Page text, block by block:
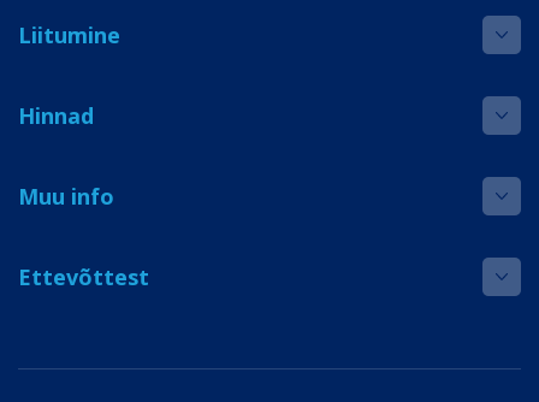
Liitumine
Hinnad
Muu info
Ettevõttest